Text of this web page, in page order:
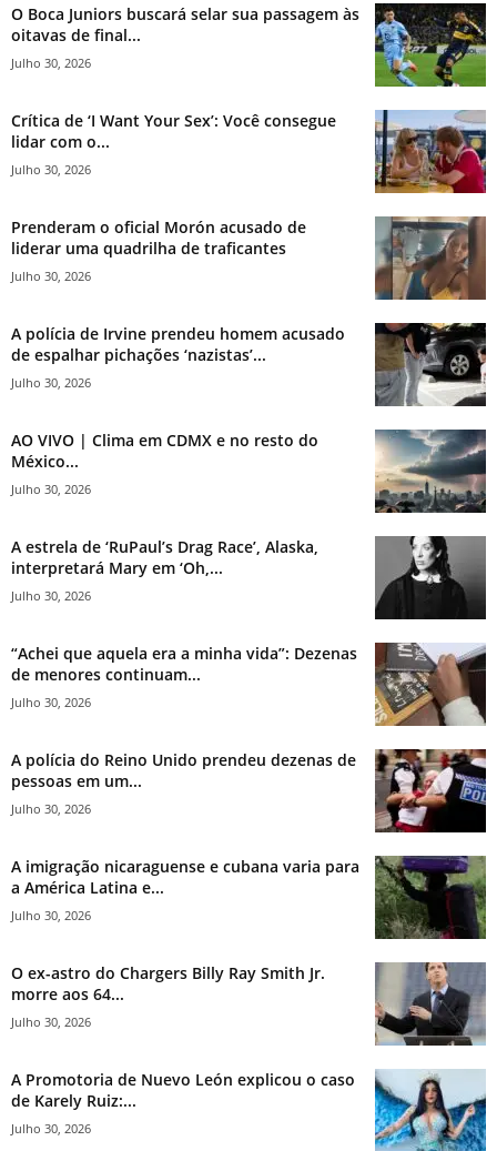
O Boca Juniors buscará selar sua passagem às
oitavas de final...
Julho 30, 2026
Crítica de ‘I Want Your Sex’: Você consegue
lidar com o...
Julho 30, 2026
Prenderam o oficial Morón acusado de
liderar uma quadrilha de traficantes
Julho 30, 2026
A polícia de Irvine prendeu homem acusado
de espalhar pichações ‘nazistas’...
Julho 30, 2026
AO VIVO | Clima em CDMX e no resto do
México...
Julho 30, 2026
A estrela de ‘RuPaul’s Drag Race’, Alaska,
interpretará Mary em ‘Oh,...
Julho 30, 2026
“Achei que aquela era a minha vida”: Dezenas
de menores continuam...
Julho 30, 2026
A polícia do Reino Unido prendeu dezenas de
pessoas em um...
Julho 30, 2026
A imigração nicaraguense e cubana varia para
a América Latina e...
Julho 30, 2026
O ex-astro do Chargers Billy Ray Smith Jr.
morre aos 64...
Julho 30, 2026
A Promotoria de Nuevo León explicou o caso
de Karely Ruiz:...
Julho 30, 2026